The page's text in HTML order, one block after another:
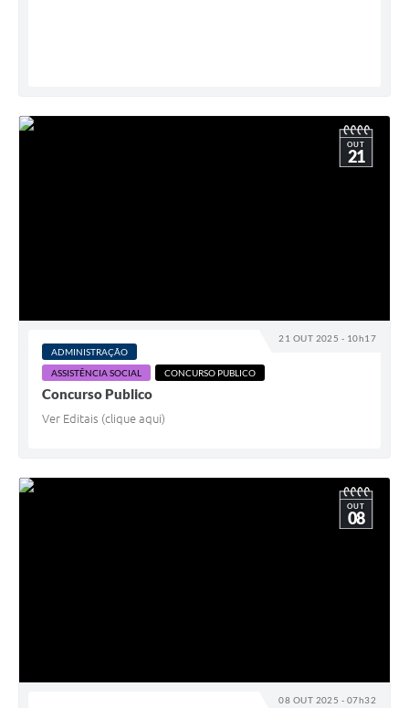
21 OUT 2025 - 10h17
OUT
21
ADMINISTRAÇÃO
ASSISTÊNCIA SOCIAL
CONCURSO PUBLICO
Concurso Publico
Ver Editais (clique aqui)
08 OUT 2025 - 07h32
OUT
08